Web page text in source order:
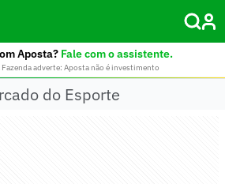
Aposta? Fale com o assistente.
adverte: Aposta não é investimento
do Esporte